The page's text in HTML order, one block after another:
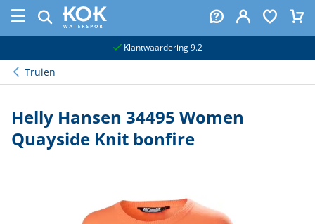
Klantwaardering 9.2
Truien
Helly Hansen 34495 Women
Quayside Knit bonfire